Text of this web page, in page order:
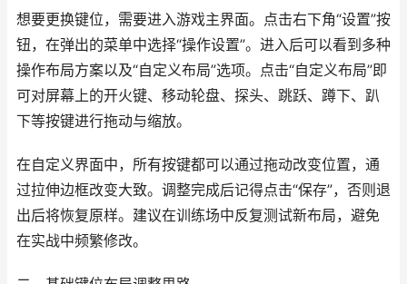
想要更换键位，需要进入游戏主界面。点击右下角“设置”按
钮，在弹出的菜单中选择“操作设置”。进入后可以看到多种
操作布局方案以及“自定义布局”选项。点击“自定义布局”即
可对屏幕上的开火键、移动轮盘、探头、跳跃、蹲下、趴
下等按键进行拖动与缩放。
在自定义界面中，所有按键都可以通过拖动改变位置，通
过拉伸边框改变大致。调整完成后记得点击“保存”，否则退
出后将恢复原样。建议在训练场中反复测试新布局，避免
在实战中频繁修改。